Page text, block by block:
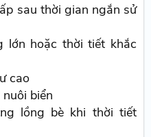
sau thời gian ngắn sử
lớn hoặc thời tiết khắc
cao
biển
lồng bè khi thời tiết